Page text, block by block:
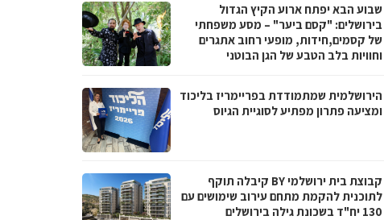
שבוע הבא יפתח ארוע הקיץ הגדול
בירושלים: "קסם ביער" – מסע משפחתי
של קסמים,חידות, מופעי רחוב אתגרים
וחוויות בלב הטבע של הגן הבוטני
הירושלמית שמתמודדת בפריימריז בליכוד
ומציעה פתרון מפתיע לסוגיית הגיוס
קבוצת בית ירושלמי BY קיבלה תוקף
לתוכנית להקמת מתחם עירוב שימושים עם
130 יח"ד בשכונת גילה בירושלים